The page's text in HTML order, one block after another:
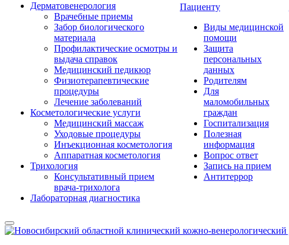
Дерматовенерология
Врачебные приемы
Забор биологического
материала
Профилактические осмотры и
выдача справок
Медицинский педикюр
Физиотерапевтические
процедуры
Лечение заболеваний
Косметологические услуги
Медицинский массаж
Уходовые процедуры
Инъекционная косметология
Аппаратная косметология
Трихология
Консультативный прием
врача-трихолога
Лабораторная диагностика
Пациенту
Виды медицинской
помощи
Защита
персональных
данных
Родителям
Для
маломобильных
граждан
Госпитализация
Полезная
информация
Вопрос ответ
Запись на прием
Антитеррор